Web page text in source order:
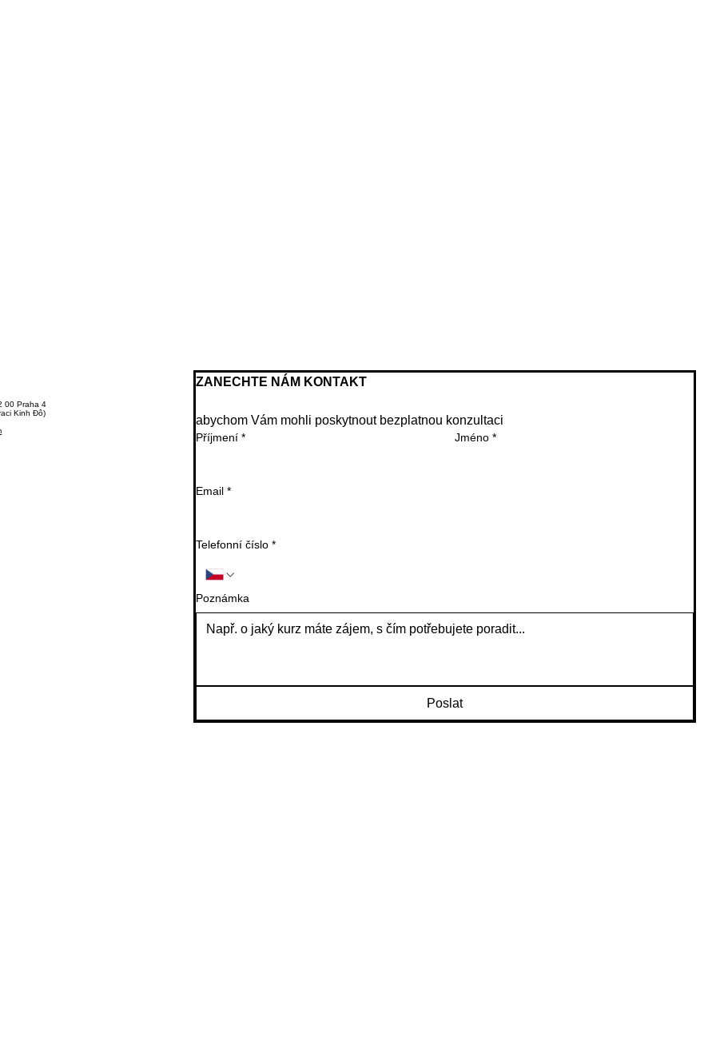
00 Praha 4
Kinh Đô)
ZANECHTE NÁM KONTAKT
abychom Vám mohli poskytnout bezplatnou konzultaci
Příjmení * Jméno *
Email *
Telefonní číslo *
Poznámka
Poslat